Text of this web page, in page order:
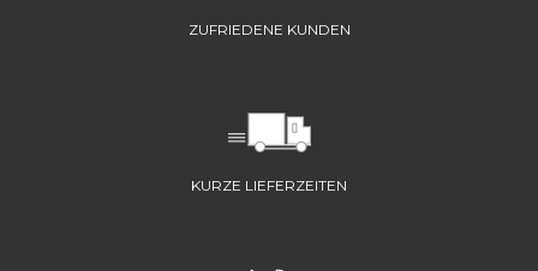
ZUFRIEDENE KUNDEN
KURZE LIEFERZEITEN